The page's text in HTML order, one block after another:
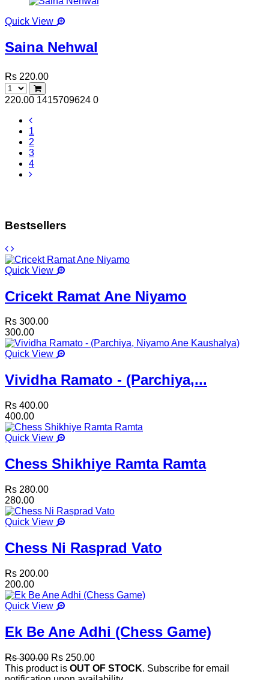
Quick View
Saina Nehwal
Rs 220.00
220.00 1415709624 0
1
2
3
4
Bestsellers
Quick View
Cricekt Ramat Ane Niyamo
Rs 300.00
300.00
Quick View
Vividha Ramato - (Parchiya,...
Rs 400.00
400.00
Quick View
Chess Shikhiye Ramta Ramta
Rs 280.00
280.00
Quick View
Chess Ni Rasprad Vato
Rs 200.00
200.00
Quick View
Ek Be Ane Adhi (Chess Game)
Rs 300.00 Rs 250.00
This product is OUT OF STOCK. Subscribe for email